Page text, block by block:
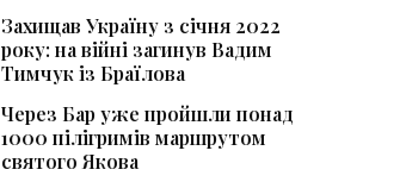
Захищав Україну з січня 2022
року: на війні загинув Вадим
Тимчук із Браїлова
Через Бар уже пройшли понад
1000 пілігримів маршрутом
святого Якова